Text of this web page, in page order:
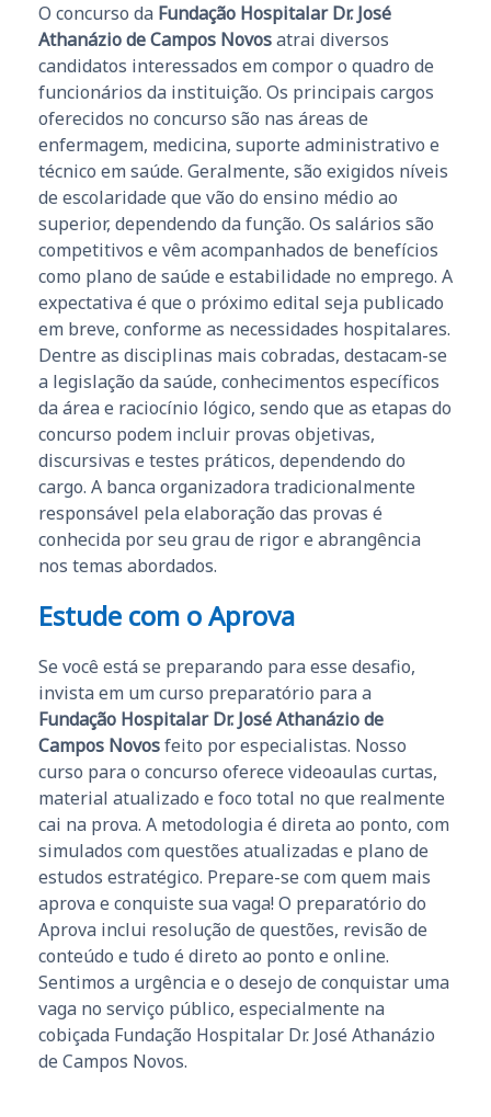
O concurso da Fundação Hospitalar Dr. José
Athanázio de Campos Novosatrai diversos
candidatos interessados em compor o quadro de
funcionários da instituição. Os principais cargos
oferecidos no concurso são nas áreas de
enfermagem, medicina, suporte administrativo e
técnico em saúde. Geralmente, são exigidos níveis
de escolaridade que vão do ensino médio ao
superior, dependendo da função. Os salários são
competitivos e vêm acompanhados de benefícios
como plano de saúde e estabilidade no emprego. A
expectativa é que o próximo edital seja publicado
em breve, conforme as necessidades hospitalares.
Dentre as disciplinas mais cobradas, destacam-se
a legislação da saúde, conhecimentos específicos
da área e raciocínio lógico, sendo que as etapas do
concurso podem incluir provas objetivas,
discursivas e testes práticos, dependendo do
cargo. A banca organizadora tradicionalmente
responsável pela elaboração das provas é
conhecida por seu grau de rigor e abrangência
nos temas abordados.
Estude com o Aprova
Se você está se preparando para esse desafio,
invista em um curso preparatório para a
Fundação Hospitalar Dr. José Athanázio de
Campos Novosfeito por especialistas. Nosso
curso para o concurso oferece videoaulas curtas,
material atualizado e foco total no que realmente
cai na prova. A metodologia é direta ao ponto, com
simulados com questões atualizadas e plano de
estudos estratégico. Prepare-se com quem mais
aprova e conquiste sua vaga! O preparatório do
Aprova inclui resolução de questões, revisão de
conteúdo e tudo é direto ao ponto e online.
Sentimos a urgência e o desejo de conquistar uma
vaga no serviço público, especialmente na
cobiçada Fundação Hospitalar Dr. José Athanázio
de Campos Novos.